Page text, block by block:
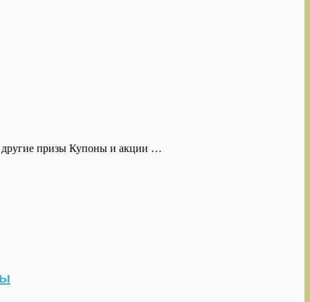
другие призы Купоны и акции …